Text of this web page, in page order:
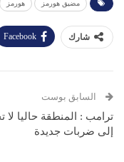
مضيق هورمز هورمز
شارك Facebook
السابق بوست
ترامب : المنطقة حاليا لا
إلى ضربات جديدة